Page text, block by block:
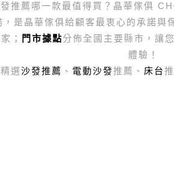
推薦哪一款最值得買？晶華傢俱
，是晶華傢俱給顧客最衷心的承諾與
；
門市據點分佈全國主要縣市，讓
體驗！
精選沙發推薦 、 電動沙發推薦、 床台